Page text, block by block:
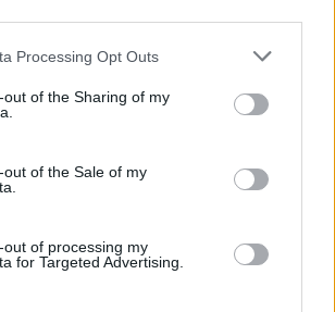
Processing Opt Outs
out of the Sharing of my
out of the Sale of my
out of processing my
for Targeted Advertising.
paklausą ir pardavimus